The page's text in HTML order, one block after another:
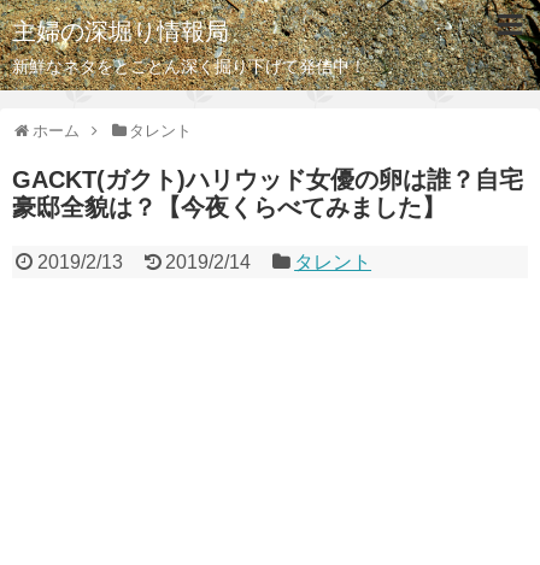
主婦の深堀り情報局
新鮮なネタをとことん深く掘り下げて発信中！
ホーム タレント
GACKT(ガクト)ハリウッド女優の卵は誰？自宅
豪邸全貌は？【今夜くらべてみました】
2019/2/13 2019/2/14 タレント